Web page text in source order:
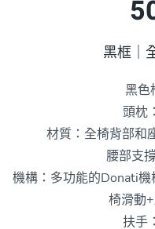
黑框｜
黑色
頭枕
材質：全椅背部和
腰部支
機構：多功能的Donati
椅滑動
扶手